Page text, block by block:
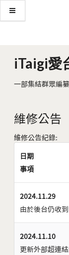
iTaigi愛
一部集結群眾編
維修公告
維修公告紀錄:
日期
事項
2024.11.29
由於後台仍收
2024.11.10
更新外部超連